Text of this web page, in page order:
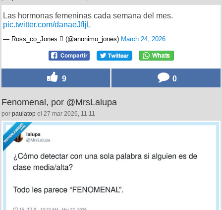
Las hormonas femeninas cada semana del mes.
pic.twitter.com/danaeJfljL
— Ross_co_Jones  (@anonimo_jones) March 24, 2026
9 0
Fenomenal, por @MrsLalupa
por paulatop el 27 mar 2026, 11:11